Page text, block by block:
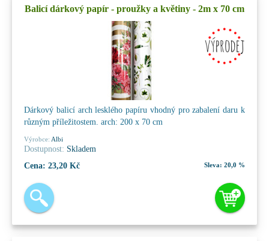
Balicí dárkový papír - proužky a květiny - 2m x 70 cm
Dárkový balicí arch lesklého papíru vhodný pro zabalení daru k
různým příležitostem. arch: 200 x 70 cm
Výrobce: Albi
Dostupnost: Skladem
Cena: 23,20 Kč Sleva: 20,0 %